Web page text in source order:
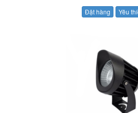
Đặt hàng Yêu